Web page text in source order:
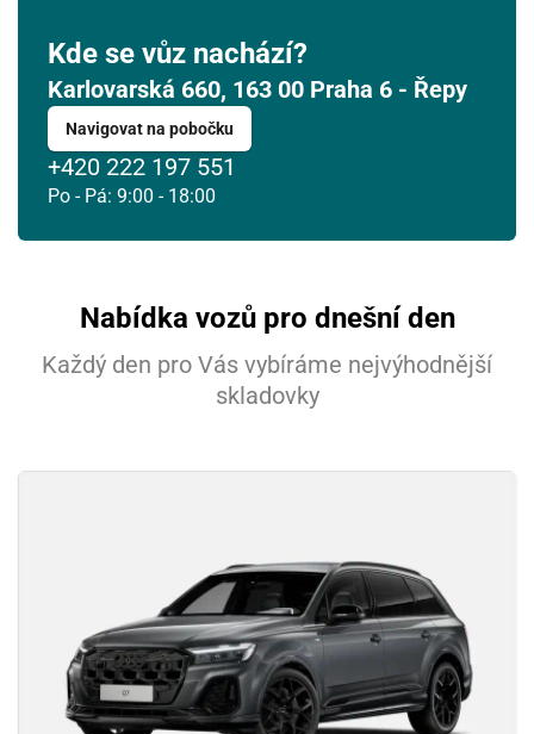
Kde se vůz nachází?
Karlovarská 660, 163 00 Praha 6 - Řepy
Navigovat na pobočku
+420 222 197 551
Po - Pá: 9:00 - 18:00
Nabídka vozů pro dnešní den
Každý den pro Vás vybíráme nejvýhodnější
skladovky